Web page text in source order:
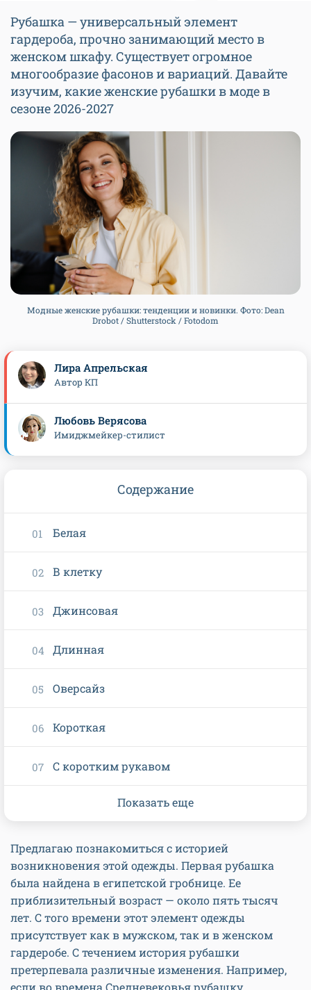
Рубашка — универсальный элемент
гардероба, прочно занимающий место в
женском шкафу. Существует огромное
многообразие фасонов и вариаций. Давайте
изучим, какие женские рубашки в моде в
сезоне 2026-2027
Модные женские рубашки: тенденции и новинки. Фото: Dean
Drobot / Shutterstock / Fotodom
Предлагаю познакомиться с историей
возникновения этой одежды. Первая рубашка
была найдена в египетской гробнице. Ее
приблизительный возраст — около пять тысяч
лет. С того времени этот элемент одежды
присутствует как в мужском, так и в женском
гардеробе. С течением история рубашки
претерпевала различные изменения. Например,
если во времена Средневековья рубашку
Лира Апрельская
Автор КП
Любовь Верясова
Имиджмейкер-стилист
Содержание
Белая
В клетку
Джинсовая
Длинная
Оверсайз
Короткая
С коротким рукавом
Показать еще